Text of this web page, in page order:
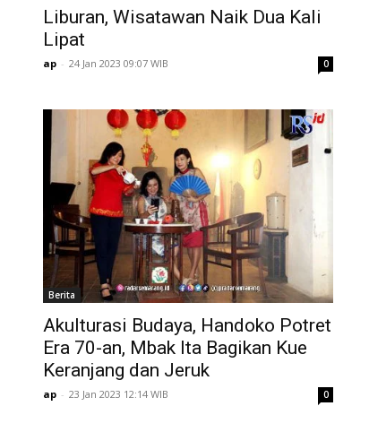
Liburan, Wisatawan Naik Dua Kali
Lipat
ap - 24 Jan 2023 09:07 WIB 0
Berita
Akulturasi Budaya, Handoko Potret
Era 70-an, Mbak Ita Bagikan Kue
Keranjang dan Jeruk
ap - 23 Jan 2023 12:14 WIB 0